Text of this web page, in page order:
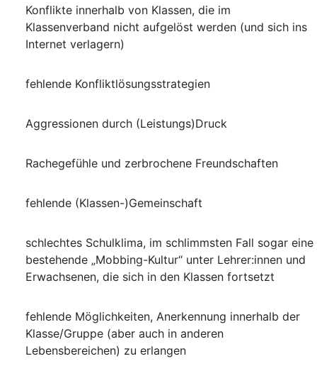
Konflikte innerhalb von Klassen, die im
Klassenverband nicht aufgelöst werden (und sich ins
Internet verlagern)
fehlende Konfliktlösungsstrategien
Aggressionen durch (Leistungs)Druck
Rachegefühle und zerbrochene Freundschaften
fehlende (Klassen-)Gemeinschaft
schlechtes Schulklima, im schlimmsten Fall sogar eine
bestehende „Mobbing-Kultur“ unter Lehrer:innen und
Erwachsenen, die sich in den Klassen fortsetzt
fehlende Möglichkeiten, Anerkennung innerhalb der
Klasse/Gruppe (aber auch in anderen
Lebensbereichen) zu erlangen